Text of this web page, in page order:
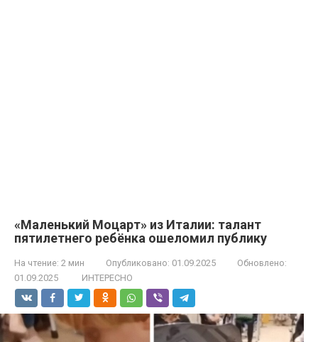
«Маленький Моцарт» из Италии: талант
пятилетнего ребёнка ошеломил публику
На чтение: 2 мин Опубликовано: 01.09.2025
Обновлено:
01.09.2025
ИНТЕРЕСНО